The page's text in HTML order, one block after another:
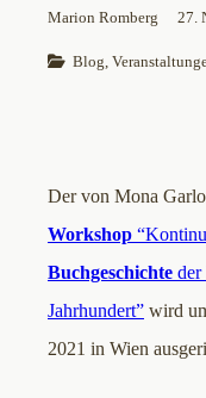
Marion Romberg 27.
Blog,
Der von Mona
Workshop
Buchgeschichte der
Jahrhundert” wird
2021 in Wien